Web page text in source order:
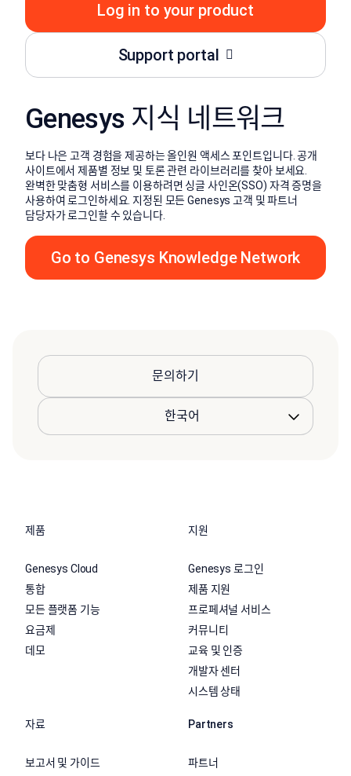
Log in to your product
Support portal
Genesys 지식 네트워크
보다 나은 고객 경험을 제공하는 올인원 액세스 포인트입니다. 공개
사이트에서 제품별 정보 및 토론 관련 라이브러리를 찾아 보세요.
완벽한 맞춤형 서비스를 이용하려면 싱글 사인온(SSO) 자격 증명을
사용하여 로그인하세요. 지정된 모든 Genesys 고객 및 파트너
담당자가 로그인할 수 있습니다.
Go to Genesys Knowledge Network
문의하기
제품
Genesys Cloud
통합
모든 플랫폼 기능
요금제
데모
지원
Genesys 로그인
제품 지원
프로페셔널 서비스
커뮤니티
교육 및 인증
개발자 센터
시스템 상태
자료
보고서 및 가이드
Partners
파트너